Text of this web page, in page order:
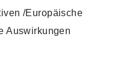
/Europäische
Auswirkungen